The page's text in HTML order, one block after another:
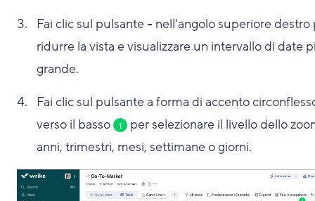
Fai clic sul pulsante - nell'angolo superiore destro
ridurre la vista e visualizzare un intervallo di date
grande.
Fai clic sul pulsante a forma di accento
verso il basso
1
per selezionare il livello dello
anni, trimestri, mesi, settimane o giorni.